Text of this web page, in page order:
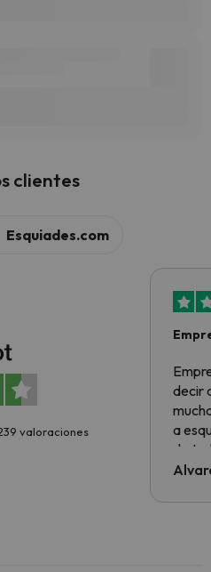
clientes
Esquiades.com
valoraciones
decir
a
de
al
culpa